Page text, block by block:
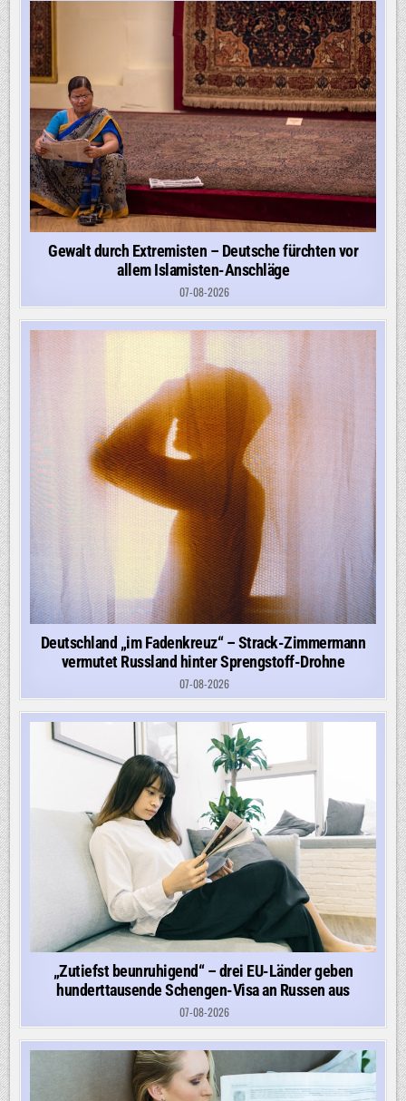
Gewalt durch Extremisten – Deutsche fürchten vor
allem Islamisten-Anschläge
07-08-2026
Deutschland „im Fadenkreuz“ – Strack-Zimmermann
vermutet Russland hinter Sprengstoff-Drohne
07-08-2026
„Zutiefst beunruhigend“ – drei EU-Länder geben
hunderttausende Schengen-Visa an Russen aus
07-08-2026